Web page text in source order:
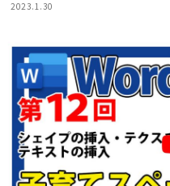
2023.1.30